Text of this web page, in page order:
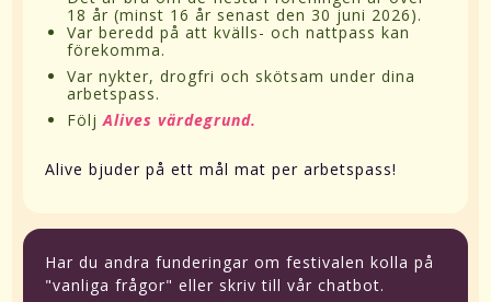
Har du andra funderingar om festivalen kolla på
"vanliga frågor" eller skriv till vår chatbot.
18 år (minst 16 år senast den 30 juni 2026).
Var beredd på att kvälls- och nattpass kan
förekomma.
Var nykter, drogfri och skötsam under dina
arbetspass.
FöljAlives värdegrund.
Alive bjuder på ett mål mat per arbetspass!